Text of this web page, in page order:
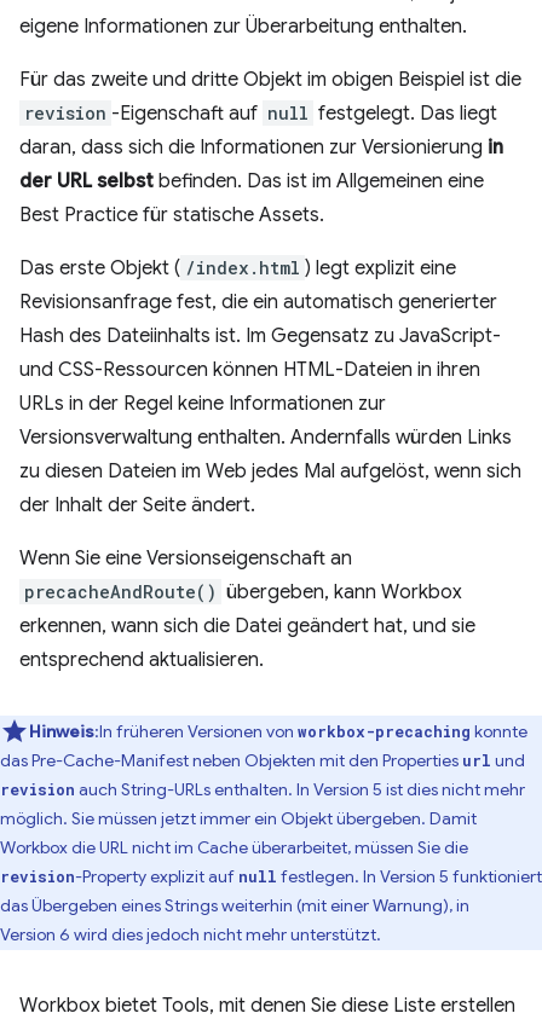
eigene Informationen zur Überarbeitung enthalten.
Für das zweite und dritte Objekt im obigen Beispiel ist die
revision -Eigenschaft auf null festgelegt. Das liegt
daran, dass sich die Informationen zur Versionierung in
der URL selbst befinden. Das ist im Allgemeinen eine
Best Practice für statische Assets.
Das erste Objekt ( /index.html ) legt explizit eine
Revisionsanfrage fest, die ein automatisch generierter
Hash des Dateiinhalts ist. Im Gegensatz zu JavaScript-
und CSS-Ressourcen können HTML-Dateien in ihren
URLs in der Regel keine Informationen zur
Versionsverwaltung enthalten. Andernfalls würden Links
zu diesen Dateien im Web jedes Mal aufgelöst, wenn sich
der Inhalt der Seite ändert.
Wenn Sie eine Versionseigenschaft an
precacheAndRoute() übergeben, kann Workbox
erkennen, wann sich die Datei geändert hat, und sie
entsprechend aktualisieren.
Hinweis:In früheren Versionen von workbox-precaching konnte
das Pre-Cache-Manifest neben Objekten mit den Properties url und
revision auch String-URLs enthalten. In Version 5 ist dies nicht mehr
möglich. Sie müssen jetzt immer ein Objekt übergeben. Damit
Workbox die URL nicht im Cache überarbeitet, müssen Sie die
revision-Property explizit auf null festlegen. In Version 5 funktioniert
das Übergeben eines Strings weiterhin (mit einer Warnung), in
Version 6 wird dies jedoch nicht mehr unterstützt.
Workbox bietet Tools, mit denen Sie diese Liste erstellen